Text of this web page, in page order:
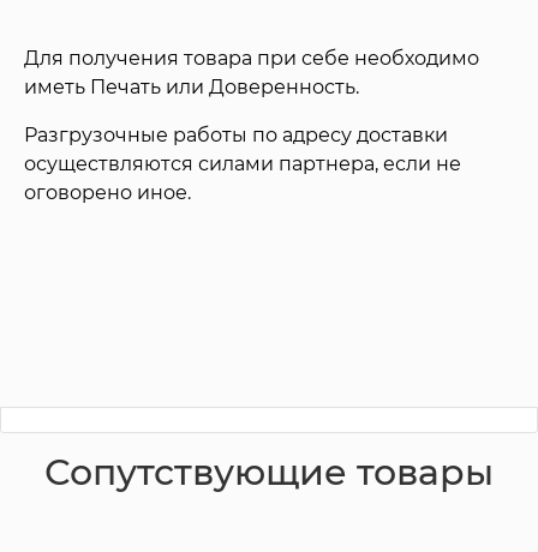
Для получения товара при себе необходимо
иметь Печать или Доверенность.
Разгрузочные работы по адресу доставки
осуществляются силами партнера, если не
оговорено иное.
Сопутствующие товары